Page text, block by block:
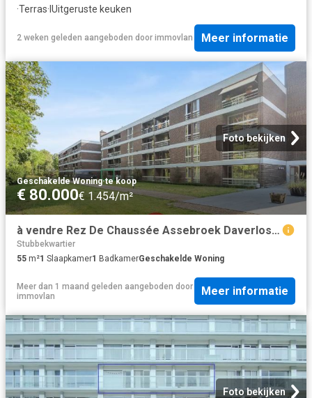
·Terras· IUitgeruste keuken
2 weken geleden aangeboden door immovlan Meer informatie
Foto bekijken
Geschakelde Woning·te koop
€ 80.000€ 1.454/m²
à vendre Rez De Chaussée Assebroek Daverlostraat
Stubbekwartier
55 m²1 Slaapkamer1 BadkamerGeschakelde Woning
Meer dan 1 maand geleden aangeboden door
immovlan
Meer informatie
Foto bekijken